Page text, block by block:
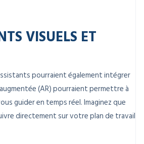
VISUELS ET
pourraient également intégrer
(AR) pourraient permettre à
guider en temps réel. Imaginez que
directement sur votre plan de travail